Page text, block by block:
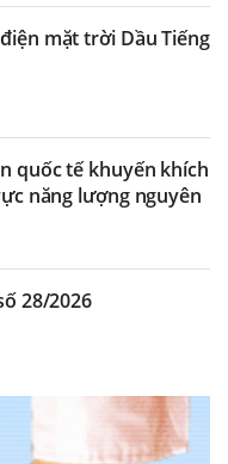
mặt trời Dầu Tiếng
quốc tế khuyến khích
năng lượng nguyên
28/2026